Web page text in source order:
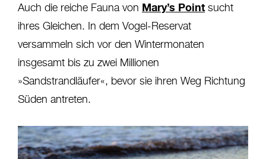
Auch die reiche Fauna von Mary’s Point sucht
ihres Gleichen. In dem Vogel-Reservat
versammeln sich vor den Wintermonaten
insgesamt bis zu zwei Millionen
»Sandstrandläufer«, bevor sie ihren Weg Richtung
Süden antreten.